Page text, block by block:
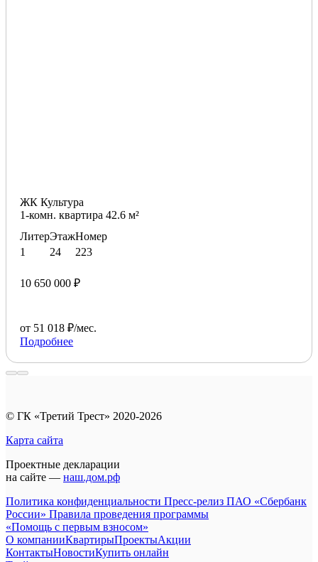
ЖК Культура
1-комн. квартира 42.6 м²
Литер
1
Этаж
24
Номер
223
10 650 000 ₽
от 51 018 ₽/мес.
Подробнее
© ГК «Третий Трест» 2020-2026
Карта сайта
Проектные декларации
на сайте — наш.дом.рф
Политика конфиденциальности Пресс-релиз ПАО «Сбербанк
России» Правила проведения программы
«Помощь с первым взносом»
О компанииКвартирыПроектыАкции
КонтактыНовостиКупить онлайн